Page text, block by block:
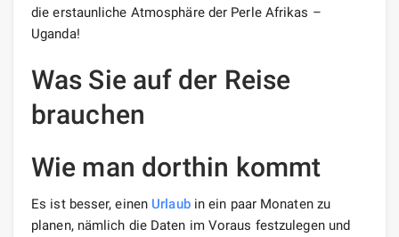
die erstaunliche Atmosphäre der Perle Afrikas –
Uganda!
Was Sie auf der Reise
brauchen
Wie man dorthin kommt
Es ist besser, einen Urlaubin ein paar Monaten zu
planen, nämlich die Daten im Voraus festzulegen und